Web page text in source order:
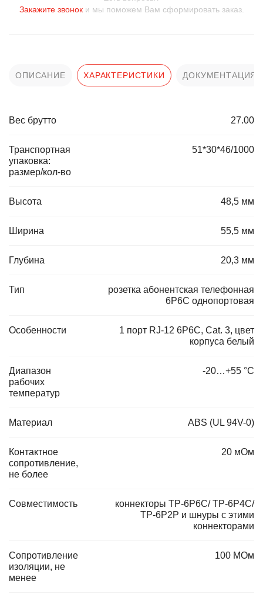
Закажите звоноки мы поможем Вам сформировать заказ.
ОПИСАНИЕ ХАРАКТЕРИСТИКИ ДОКУМЕНТАЦИЯ
Вес брутто 27.00
Транспортная
упаковка:
размер/кол-во
51*30*46/1000
Высота 48,5 мм
Ширина 55,5 мм
Глубина 20,3 мм
Тип
розетка абонентская телефонная
6P6C однопортовая
Особенности
1 порт RJ-12 6P6C, Cat. 3, цвет
корпуса белый
Диапазон
рабочих
температур
-20…+55 °С
Материал ABS (UL 94V-0)
Контактное
сопротивление,
не более
20 мОм
Совместимость
коннекторы TP-6P6C/ TP-6P4C/
TP-6P2P и шнуры с этими
коннекторами
Сопротивление
изоляции, не
менее
100 МОм